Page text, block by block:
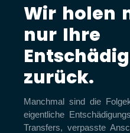
Wir holen
nur Ihre
zurück.
Manchmal sind die
eigentliche
Transfers, verpasste